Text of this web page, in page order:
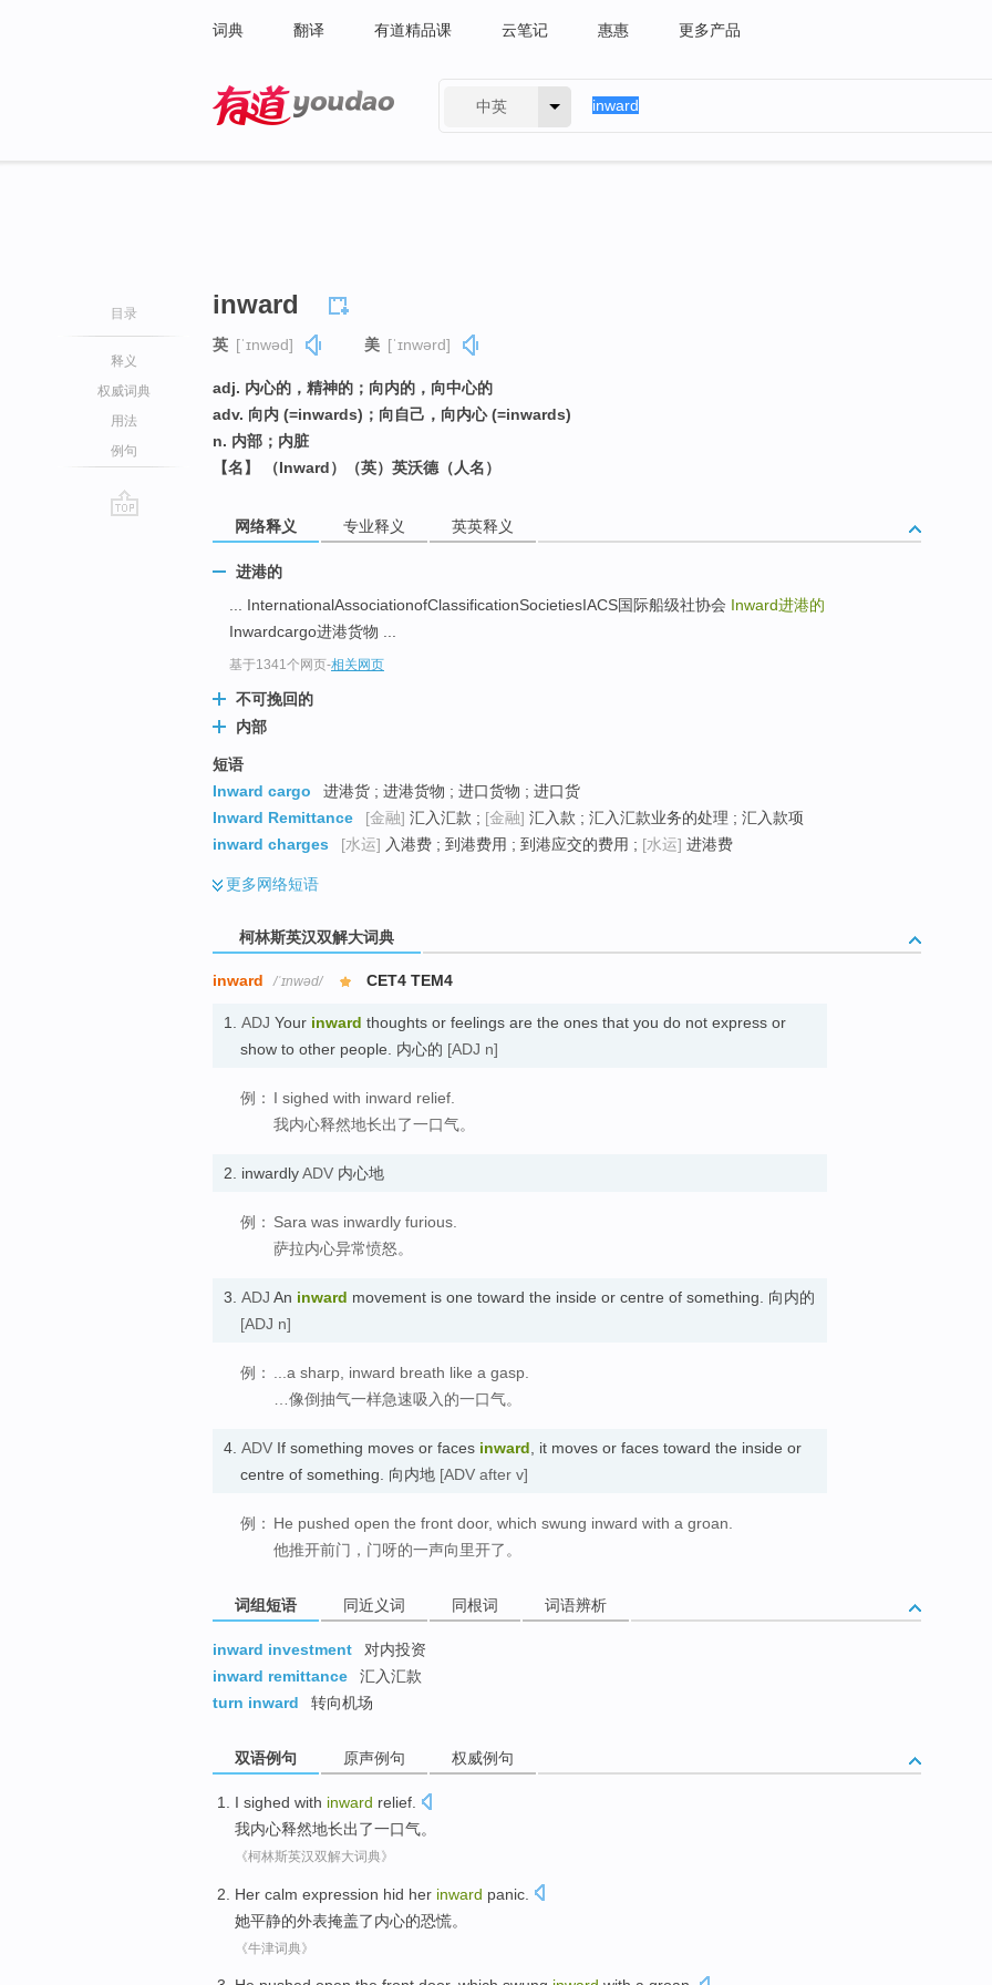
词典 翻译 有道精品课 云笔记 惠惠 更多产品
中英
目录
释义
权威词典
用法
例句
inward
英 [ˈɪnwəd] 美 [ˈɪnwərd]
adj. 内心的，精神的；向内的，向中心的
adv. 向内 (=inwards)；向自己，向内心 (=inwards)
n. 内部；内脏
【名】 （Inward）（英）英沃德（人名）
网络释义 专业释义 英英释义
进港的
... InternationalAssociationofClassificationSocietiesIACS国际船级社协会 Inward进港的
Inwardcargo进港货物 ...
基于1341个网页-相关网页
不可挽回的
内部
短语
Inward cargo
进港货 ; 进港货物 ; 进口货物 ; 进口货
Inward Remittance
[金融] 汇入汇款 ; [金融] 汇入款 ; 汇入汇款业务的处理 ; 汇入款项
inward charges
[水运] 入港费 ; 到港费用 ; 到港应交的费用 ; [水运] 进港费
更多网络短语
柯林斯英汉双解大词典
inward /ˈɪnwəd/ CET4 TEM4
1. ADJ Your inward thoughts or feelings are the ones that you do not express or
show to other people. 内心的 [ADJ n]
例： I sighed with inward relief.
我内心释然地长出了一口气。
2. inwardlyADV 内心地
例： Sara was inwardly furious.
萨拉内心异常愤怒。
3. ADJ An inward movement is one toward the inside or centre of something. 向内的
[ADJ n]
例： ...a sharp, inward breath like a gasp.
…像倒抽气一样急速吸入的一口气。
4. ADV If something moves or faces inward, it moves or faces toward the inside or
centre of something. 向内地 [ADV after v]
例： He pushed open the front door, which swung inward with a groan.
他推开前门，门呀的一声向里开了。
词组短语 同近义词 同根词 词语辨析
inward investment
对内投资
inward remittance
汇入汇款
turn inward
转向机场
双语例句 原声例句 权威例句
I sighed with inward relief.
我内心释然地长出了一口气。
《柯林斯英汉双解大词典》
Her calm expression hid her inward panic
她平静的外表掩盖了内心的恐慌。
《牛津词典》